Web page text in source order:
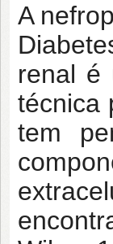
A
renal é
técnica
tem